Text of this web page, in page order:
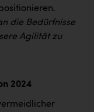
die Bedürfnisse
Agilität zu
2024